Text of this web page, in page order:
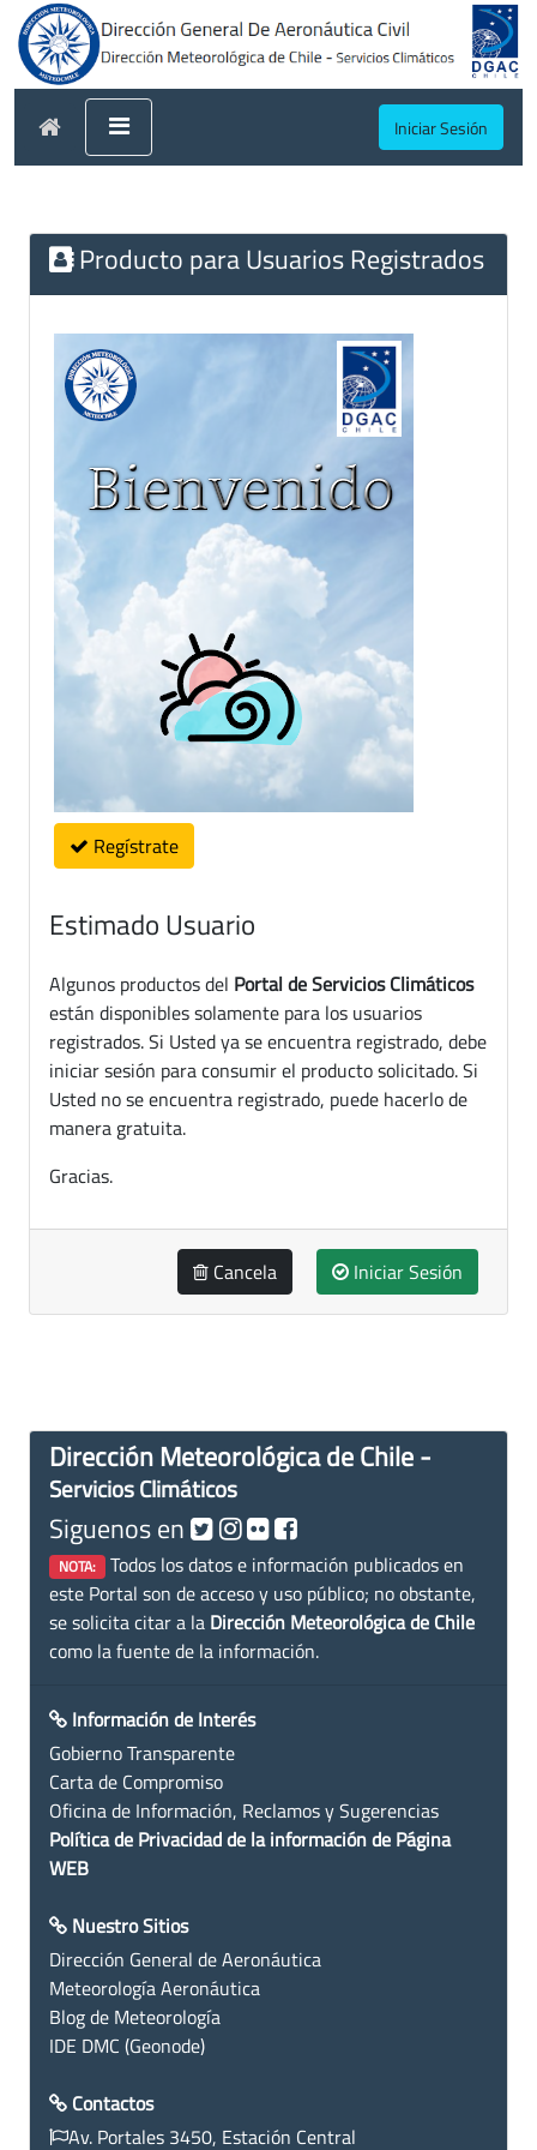
Iniciar Sesión
Producto para Usuarios Registrados
Regístrate
Estimado Usuario
Algunos productos del Portal de Servicios Climáticos
están disponibles solamente para los usuarios
registrados. Si Usted ya se encuentra registrado, debe
iniciar sesión para consumir el producto solicitado. Si
Usted no se encuentra registrado, puede hacerlo de
manera gratuita.
Gracias.
Cancela Iniciar Sesión
Dirección Meteorológica de Chile -
Servicios Climáticos
Siguenos en
NOTA: Todos los datos e información publicados en
este Portal son de acceso y uso público; no obstante,
se solicita citar a la Dirección Meteorológica de Chile
como la fuente de la información.
Información de Interés
Gobierno Transparente
Carta de Compromiso
Oficina de Información, Reclamos y Sugerencias
Política de Privacidad de la información de Página
WEB
Nuestro Sitios
Dirección General de Aeronáutica
Meteorología Aeronáutica
Blog de Meteorología
IDE DMC (Geonode)
Contactos
Av. Portales 3450, Estación Central